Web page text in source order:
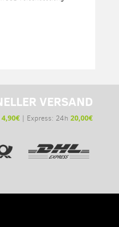
VERSAND
4,90€| Express: 24h 20,00€